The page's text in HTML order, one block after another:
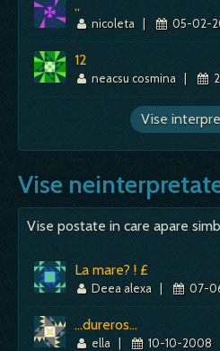
,,
nicoleta | 05-02-
12
neacsu cosmina |
Vise
Vise
Vise postate in care apare
La mare? ! £
Deea alexa | 07-
...dureros...
ella | 10-10-2008